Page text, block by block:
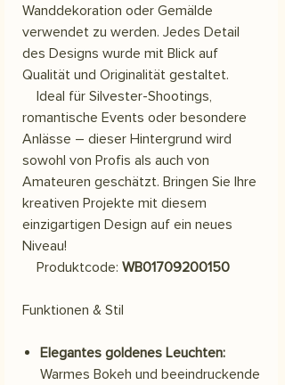
Wanddekoration oder Gemälde
verwendet zu werden. Jedes Detail
des Designs wurde mit Blick auf
Qualität und Originalität gestaltet.
Ideal für Silvester-Shootings,
romantische Events oder besondere
Anlässe – dieser Hintergrund wird
sowohl von Profis als auch von
Amateuren geschätzt. Bringen Sie Ihre
kreativen Projekte mit diesem
einzigartigen Design auf ein neues
Niveau!
Produktcode: WB01709200150
Funktionen & Stil
Elegantes goldenes Leuchten:
Warmes Bokeh und beeindruckende